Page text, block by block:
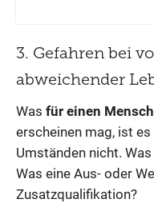
3. Gefahren bei
abweichender
Was für einen
erscheinen mag, ist
Umständen nicht.
Was eine Aus- oder
Zusatzqualifikation?